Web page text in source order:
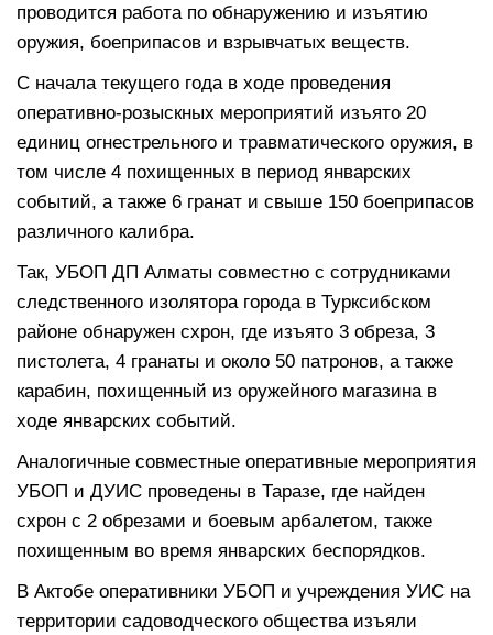
проводится работа по обнаружению и изъятию
оружия, боеприпасов и взрывчатых веществ.
С начала текущего года в ходе проведения
оперативно-розыскных мероприятий изъято 20
единиц огнестрельного и травматического оружия, в
том числе 4 похищенных в период январских
событий, а также 6 гранат и свыше 150 боеприпасов
различного калибра.
Так, УБОП ДП Алматы совместно с сотрудниками
следственного изолятора города в Турксибском
районе обнаружен схрон, где изъято 3 обреза, 3
пистолета, 4 гранаты и около 50 патронов, а также
карабин, похищенный из оружейного магазина в
ходе январских событий.
Аналогичные совместные оперативные мероприятия
УБОП и ДУИС проведены в Таразе, где найден
схрон с 2 обрезами и боевым арбалетом, также
похищенным во время январских беспорядков.
В Актобе оперативники УБОП и учреждения УИС на
территории садоводческого общества изъяли